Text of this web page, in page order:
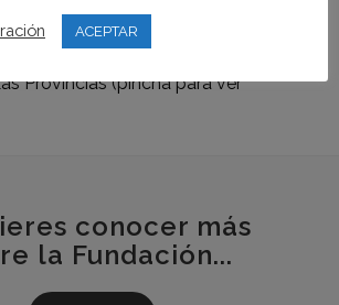
mediterránea
Provincias(pincha para ver
conocer más
la Fundación...
ACEPTAR